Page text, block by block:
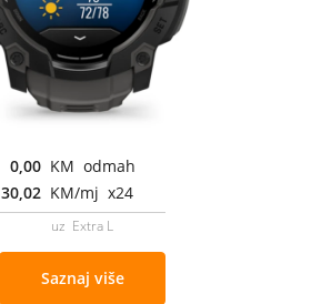
0,00 KM odmah
30,02 KM/mj x24
uz Extra L
Saznaj više